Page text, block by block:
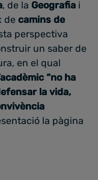
, de la Geografia i
de camins de
perspectiva
un saber de
en el qual
“no ha
la vida,
la pàgina